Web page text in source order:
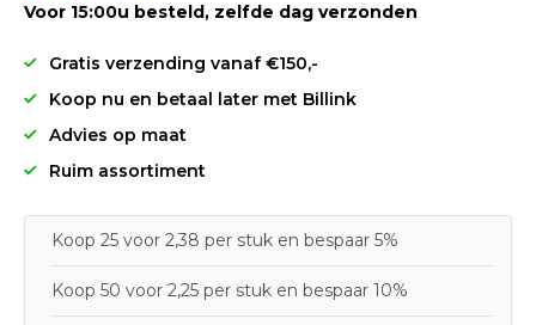
Voor 15:00u besteld, zelfde dag verzonden
Gratis verzending vanaf €150,-
Koop nu en betaal later met Billink
Advies op maat
Ruim assortiment
Koop 25 voor 2,38 per stuk en bespaar 5%
Koop 50 voor 2,25 per stuk en bespaar 10%